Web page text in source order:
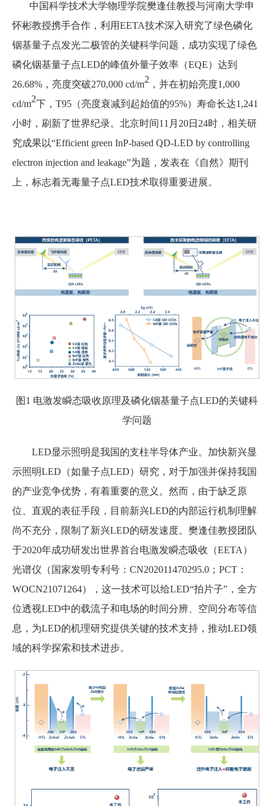
中国科学技术大学物理学院樊逢佳教授与河南大学申
怀彬教授携手合作，利用EETA技术深入研究了绿色磷化
铟基量子点发光二极管的关键科学问题， 成功实现了绿色
磷化铟基量子点LED的峰值外量子效率（EQE）达到
26.68%，亮度突破270,000 cd/m2 ，并在初始亮度1,000
cd/m2下，T95（亮度衰减到起始值的95%）寿命长达1,241
小时，刷新了世界纪录。北京时间11月20日24时，相关研
究成果以“Efficient green InP-based QD-LED by controlling
electron injection and leakage”为题，发表在《自然》期刊
上，标志着无毒量子点LED技术取得重要进展。
图1 电激发瞬态吸收原理及磷化铟基量子点LED的关键科
学问题
LED显示照明是我国的支柱半导体产业。加快新兴显
示照明LED（如量子点LED）研究，对于加强并保持我国
的产业竞争优势，有着重要的意义。然而，由于缺乏原
位、直观的表征手段，目前新兴LED的内部运行机制理解
尚不充分，限制了新兴LED的研发速度。樊逢佳教授团队
于2020年成功研发出世界首台电激发瞬态吸收（EETA）
光谱仪（国家发明专利号：CN202011470295.0；PCT：
WOCN21071264），这一技术可以给LED“拍片子”，全方
位透视LED中的载流子和电场的时间分辨、空间分布等信
息，为LED的机理研究提供关键的技术支持，推动LED领
域的科学探索和技术进步。